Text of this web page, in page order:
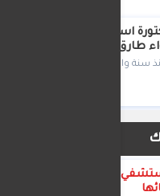
اسراء لطفي في استقبال
طارق مرزوق محافظ الدقهلية
سنة واحدة
السنبلاوين العام تكرم